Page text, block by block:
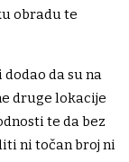
obradu te
da su na
druge lokacije
te da bez
ni točan broj ni